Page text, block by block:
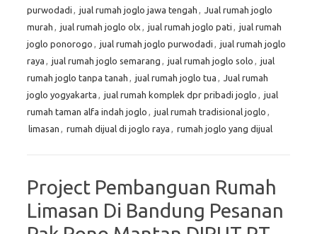
purwodadi , jual rumah joglo jawa tengah , Jual rumah joglo
murah , jual rumah joglo olx , jual rumah joglo pati , jual rumah
joglo ponorogo , jual rumah joglo purwodadi , jual rumah joglo
raya , jual rumah joglo semarang , jual rumah joglo solo , jual
rumah joglo tanpa tanah , jual rumah joglo tua , Jual rumah
joglo yogyakarta , jual rumah komplek dpr pribadi joglo , jual
rumah taman alfa indah joglo , jual rumah tradisional joglo ,
limasan , rumah dijual di joglo raya , rumah joglo yang dijual
Project Pembanguan Rumah
Limasan Di Bandung Pesanan